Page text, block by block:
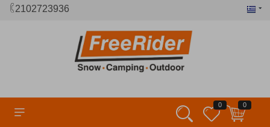
2102723936
0 0